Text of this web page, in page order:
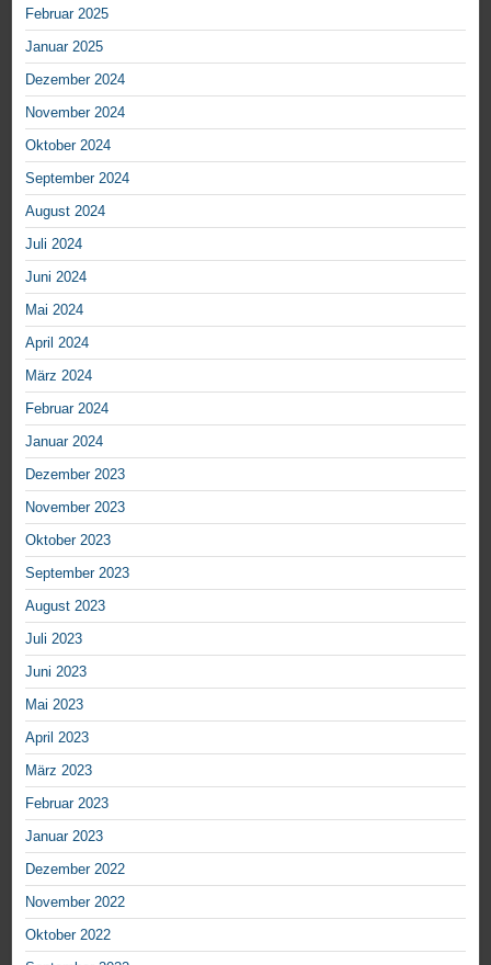
Februar 2025
Januar 2025
Dezember 2024
November 2024
Oktober 2024
September 2024
August 2024
Juli 2024
Juni 2024
Mai 2024
April 2024
März 2024
Februar 2024
Januar 2024
Dezember 2023
November 2023
Oktober 2023
September 2023
August 2023
Juli 2023
Juni 2023
Mai 2023
April 2023
März 2023
Februar 2023
Januar 2023
Dezember 2022
November 2022
Oktober 2022